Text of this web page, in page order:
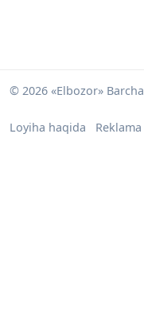
© 2026 «Elbozor»
Loyiha haqida Reklama